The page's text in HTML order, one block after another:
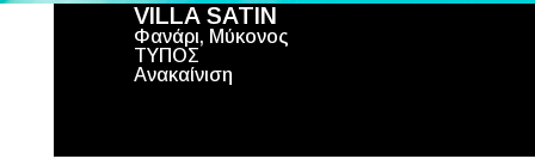
VILLA SATIN
Φανάρι, Μύκονος
ΤΥΠΟΣ
Ανακαίνιση